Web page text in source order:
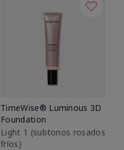
TimeWise® Luminous 3D
Foundation
Light 1​ (subtonos rosados
fríos)